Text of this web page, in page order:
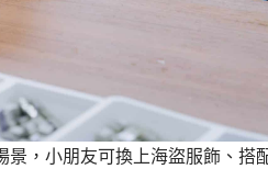
，小朋友可換上海盜服飾、搭